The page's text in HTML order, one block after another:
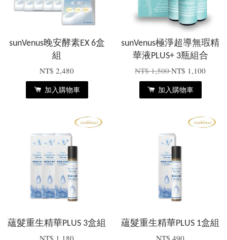
sunVenus晚安酵素EX 6盒
組
NT$ 2,480
加入購物車
sunVenus極淨超導無瑕精
華液PLUS+ 3瓶組合
NT$ 1,500NT$ 1,100
加入購物車
蘊髮重生精華PLUS 3盒組
NT$ 1,180
蘊髮重生精華PLUS 1盒組
NT$ 490